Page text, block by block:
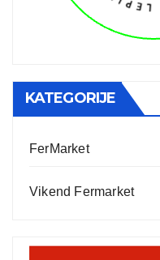
KATEGORIJE
FerMarket
Vikend Fermarket